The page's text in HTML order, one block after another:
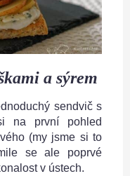
a sýrem
sendvič s
na první pohled
(my jsme si to
se ale poprvé
v ústech.